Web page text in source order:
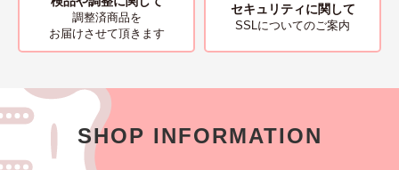
調整済商品を
お届けさせて頂きます
セキュリティに関して
SSLについてのご案内
SHOP INFORMATION